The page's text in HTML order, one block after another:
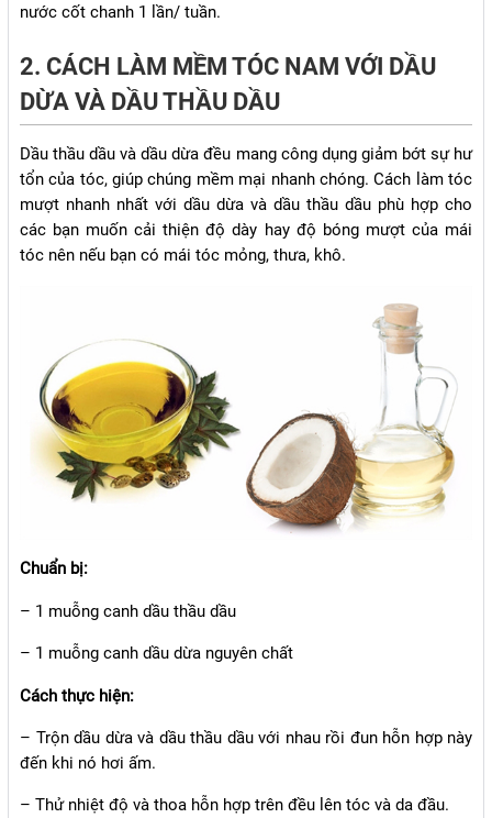
nước cốt chanh 1 lần/ tuần.
2. CÁCH LÀM MỀM TÓC NAM VỚI DẦU
DỪA VÀ DẦU THẦU DẦU
Dầu thầu dầu và dầu dừa đều mang công dụng giảm bớt sự hư
tổn của tóc, giúp chúng mềm mại nhanh chóng. Cách làm tóc
mượt nhanh nhất với dầu dừa và dầu thầu dầu phù hợp cho
các bạn muốn cải thiện độ dày hay độ bóng mượt của mái
tóc nên nếu bạn có mái tóc mỏng, thưa, khô.
Chuẩn bị:
– 1 muỗng canh dầu thầu dầu
– 1 muỗng canh dầu dừa nguyên chất
Cách thực hiện:
– Trộn dầu dừa và dầu thầu dầu với nhau rồi đun hỗn hợp này
đến khi nó hơi ấm.
– Thử nhiệt độ và thoa hỗn hợp trên đều lên tóc và da đầu.